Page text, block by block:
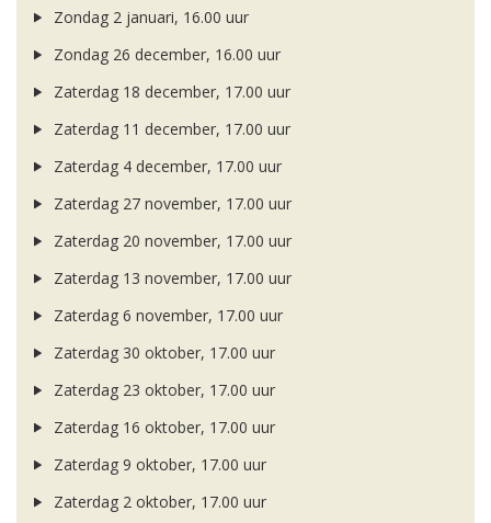
Zondag 2 januari, 16.00 uur
Zondag 26 december, 16.00 uur
Zaterdag 18 december, 17.00 uur
Zaterdag 11 december, 17.00 uur
Zaterdag 4 december, 17.00 uur
Zaterdag 27 november, 17.00 uur
Zaterdag 20 november, 17.00 uur
Zaterdag 13 november, 17.00 uur
Zaterdag 6 november, 17.00 uur
Zaterdag 30 oktober, 17.00 uur
Zaterdag 23 oktober, 17.00 uur
Zaterdag 16 oktober, 17.00 uur
Zaterdag 9 oktober, 17.00 uur
Zaterdag 2 oktober, 17.00 uur